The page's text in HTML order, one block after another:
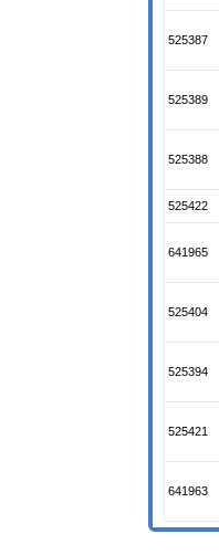
525387
525389
525388
525422
641965
525404
525394
525421
641963